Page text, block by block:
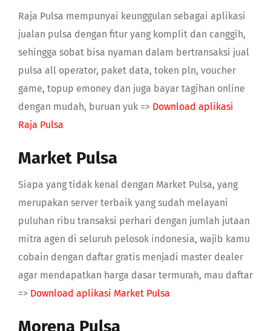
Raja Pulsa mempunyai keunggulan sebagai aplikasi
jualan pulsa dengan fitur yang komplit dan canggih,
sehingga sobat bisa nyaman dalam bertransaksi jual
pulsa all operator, paket data, token pln, voucher
game, topup emoney dan juga bayar tagihan online
dengan mudah, buruan yuk => Download aplikasi
Raja Pulsa
Market Pulsa
Siapa yang tidak kenal dengan Market Pulsa, yang
merupakan server terbaik yang sudah melayani
puluhan ribu transaksi perhari dengan jumlah jutaan
mitra agen di seluruh pelosok indonesia, wajib kamu
cobain dengan daftar gratis menjadi master dealer
agar mendapatkan harga dasar termurah, mau daftar
=> Download aplikasi Market Pulsa
Morena Pulsa